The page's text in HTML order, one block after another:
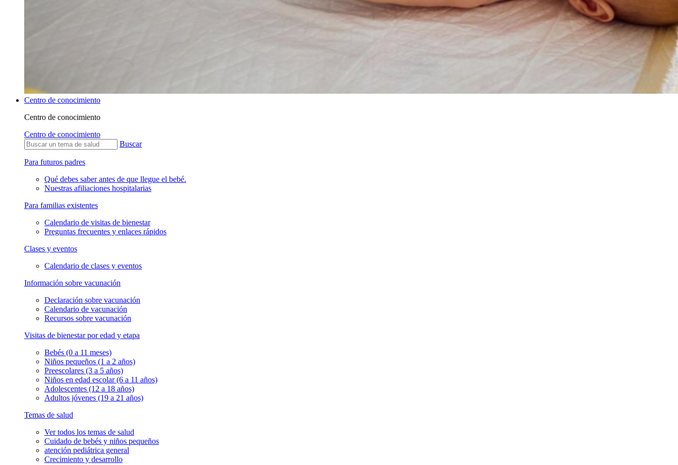
Centro de conocimiento
Centro de conocimiento
Centro de conocimiento
Buscar
Para futuros padres
Qué debes saber antes de que llegue el bebé.
Nuestras afiliaciones hospitalarias
Para familias existentes
Calendario de visitas de bienestar
Preguntas frecuentes y enlaces rápidos
Clases y eventos
Calendario de clases y eventos
Información sobre vacunación
Declaración sobre vacunación
Calendario de vacunación
Recursos sobre vacunación
Visitas de bienestar por edad y etapa
Bebés (0 a 11 meses)
Niños pequeños (1 a 2 años)
Preescolares (3 a 5 años)
Niños en edad escolar (6 a 11 años)
Adolescentes (12 a 18 años)
Adultos jóvenes (19 a 21 años)
Temas de salud
Ver todos los temas de salud
Cuidado de bebés y niños pequeños
atención pediátrica general
Crecimiento y desarrollo